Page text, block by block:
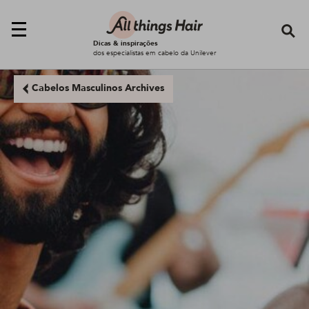
Dicas & inspirações
dos especialistas em cabelo da Unilever
Cabelos Masculinos Archives